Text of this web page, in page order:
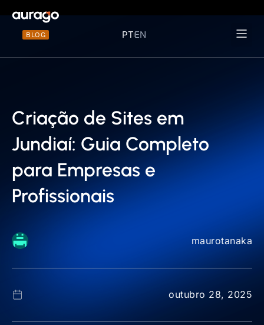
BLOG PTEN
Criação de Sites em
Jundiaí: Guia Completo
para Empresas e
Profissionais
maurotanaka
outubro 28, 2025